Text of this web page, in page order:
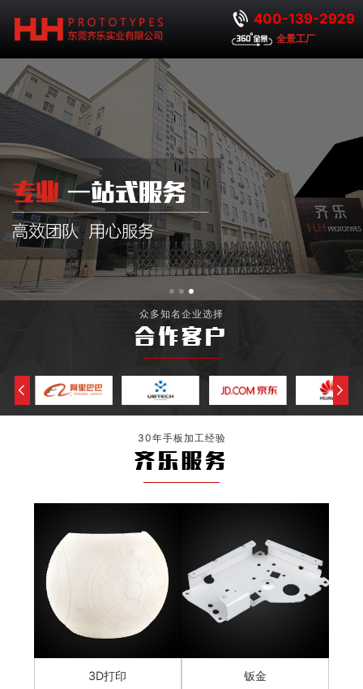
400-139-2929
全景工厂
众多知名企业选择
合作客户
30年手板加工经验
齐乐服务
3D打印 钣金